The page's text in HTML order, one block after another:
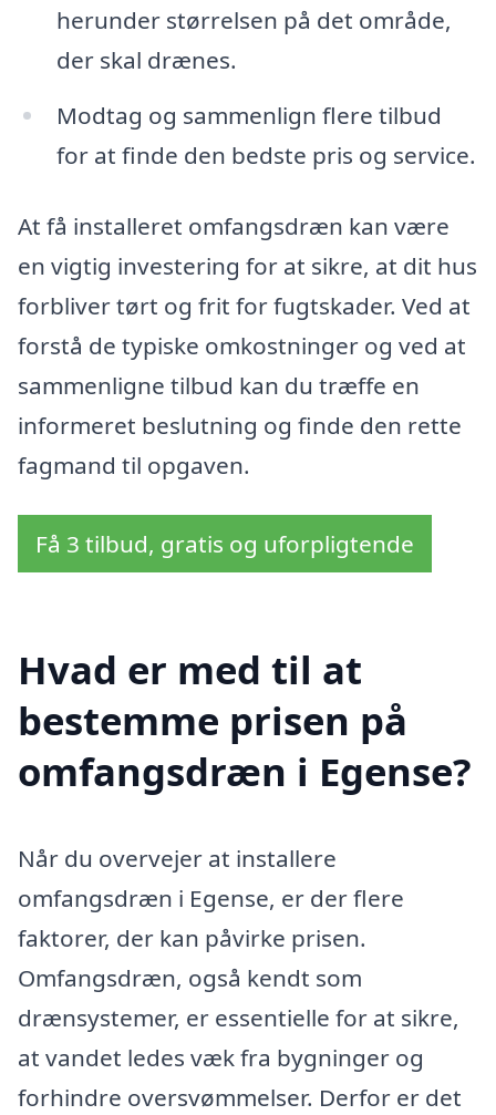
herunder størrelsen på det område,
der skal drænes.
Modtag og sammenlign flere tilbud
for at finde den bedste pris og service.
At få installeret omfangsdræn kan være
en vigtig investering for at sikre, at dit hus
forbliver tørt og frit for fugtskader. Ved at
forstå de typiske omkostninger og ved at
sammenligne tilbud kan du træffe en
informeret beslutning og finde den rette
fagmand til opgaven.
Få 3 tilbud, gratis og uforpligtende
Hvad er med til at
bestemme prisen på
omfangsdræn i Egense?
Når du overvejer at installere
omfangsdræn i Egense, er der flere
faktorer, der kan påvirke prisen.
Omfangsdræn, også kendt som
drænsystemer, er essentielle for at sikre,
at vandet ledes væk fra bygninger og
forhindre oversvømmelser. Derfor er det